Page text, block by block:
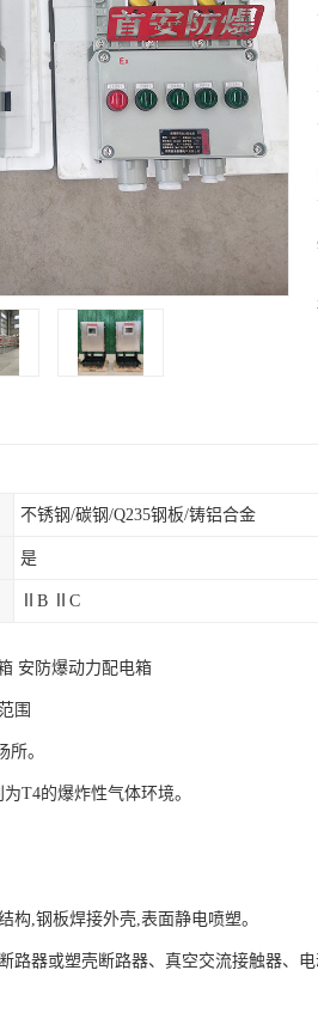
不锈钢/碳钢/Q235钢板/铸铝合金
是
ⅡB ⅡC
安防爆动力配电箱
围
所。
T4的爆炸性气体环境。
构,钢板焊接外壳,表面静电喷塑。
路器或塑壳断路器、真空交流接触器、